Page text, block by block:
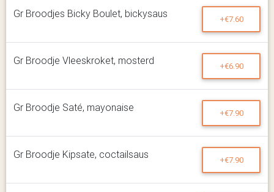
Gr Broodjes Bicky Boulet, bickysaus +€7.60
Gr Broodje Vleeskroket, mosterd +€6.90
Gr Broodje Saté, mayonaise +€7.90
Gr Broodje Kipsate, coctailsaus +€7.90